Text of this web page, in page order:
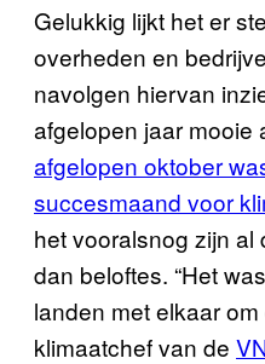
Gelukkig lijkt het er
overheden en
navolgen hiervan
afgelopen jaar mooie
afgelopen oktober
succesmaand voor
het vooralsnog zijn
dan beloftes. “Het
landen met elkaar
klimaatchef van de